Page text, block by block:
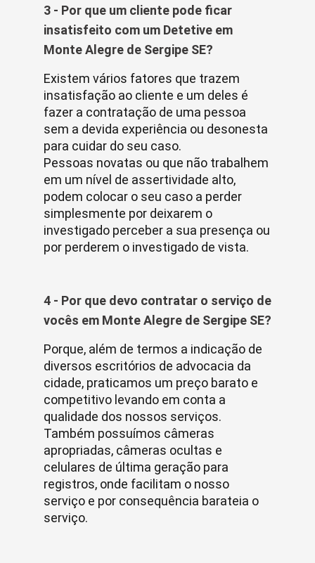
3 - Por que um cliente pode ficar
insatisfeito com um Detetive em
Monte Alegre de Sergipe SE?
Existem vários fatores que trazem
insatisfação ao cliente e um deles é
fazer a contratação de uma pessoa
sem a devida experiência ou desonesta
para cuidar do seu caso.
Pessoas novatas ou que não trabalhem
em um nível de assertividade alto,
podem colocar o seu caso a perder
simplesmente por deixarem o
investigado perceber a sua presença ou
por perderem o investigado de vista.
4 - Por que devo contratar o serviço de
vocês em Monte Alegre de Sergipe SE?
Porque, além de termos a indicação de
diversos escritórios de advocacia da
cidade, praticamos um preço barato e
competitivo levando em conta a
qualidade dos nossos serviços.
Também possuímos câmeras
apropriadas, câmeras ocultas e
celulares de última geração para
registros, onde facilitam o nosso
serviço e por consequência barateia o
serviço.